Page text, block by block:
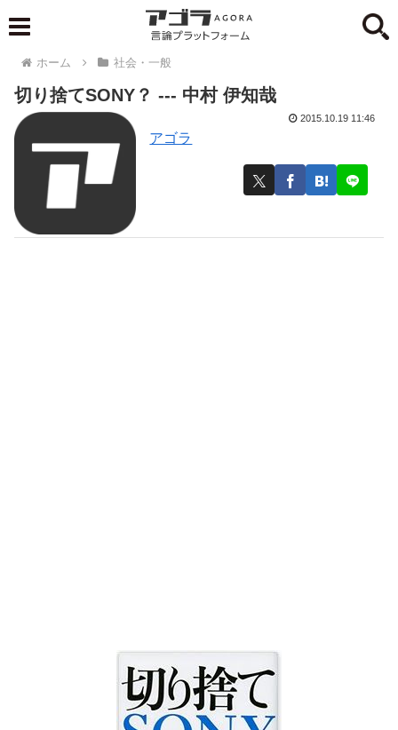
ホーム 社会・一般
切り捨てSONY？ --- 中村 伊知哉
アゴラ
2015.10.19 11:46